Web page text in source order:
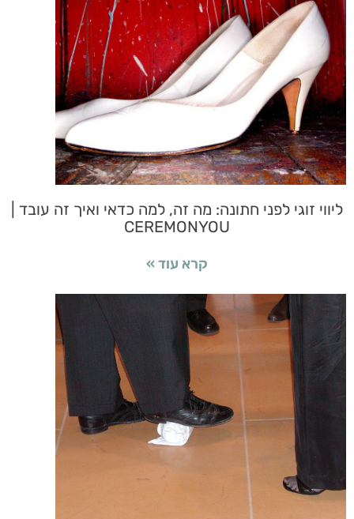
ליווי זוגי לפני חתונה: מה זה, למה כדאי ואיך זה עובד |
CEREMONYOU
קרא עוד »